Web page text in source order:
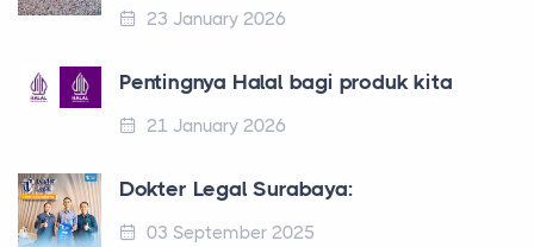
23 January 2026
Pentingnya Halal bagi produk kita
21 January 2026
Dokter Legal Surabaya:
03 September 2025